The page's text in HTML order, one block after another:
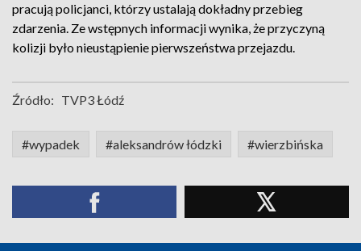
pracują policjanci, którzy ustalają dokładny przebieg
zdarzenia. Ze wstępnych informacji wynika, że przyczyną
kolizji było nieustąpienie pierwszeństwa przejazdu.
Źródło: TVP3 Łódź
#wypadek #aleksandrów łódzki #wierzbińska